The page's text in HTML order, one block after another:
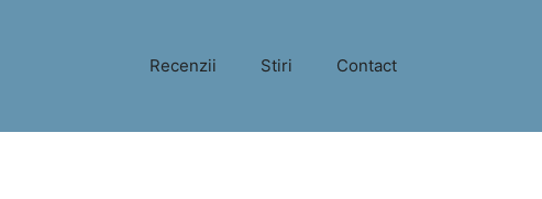
Recenzii Stiri Contact